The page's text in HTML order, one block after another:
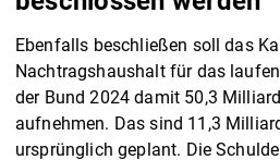
Ebenfalls beschließen soll das
Nachtragshaushalt für das
der Bund 2024 damit 50,3
aufnehmen. Das sind 11,3
ursprünglich geplant. Die